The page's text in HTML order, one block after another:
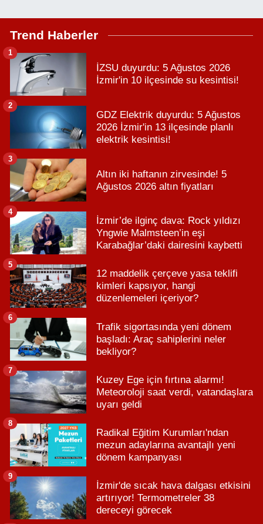
Trend Haberler
İZSU duyurdu: 5 Ağustos 2026
İzmir'in 10 ilçesinde su kesintisi!
1
GDZ Elektrik duyurdu: 5 Ağustos
2026 İzmir'in 13 ilçesinde planlı
elektrik kesintisi!
2
Altın iki haftanın zirvesinde! 5
Ağustos 2026 altın fiyatları
3
İzmir’de ilginç dava: Rock yıldızı
Yngwie Malmsteen’in eşi
Karabağlar’daki dairesini kaybetti
4
12 maddelik çerçeve yasa teklifi
kimleri kapsıyor, hangi
düzenlemeleri içeriyor?
5
Trafik sigortasında yeni dönem
başladı: Araç sahiplerini neler
bekliyor?
6
Kuzey Ege için fırtına alarmı!
Meteoroloji saat verdi, vatandaşlara
uyarı geldi
7
Radikal Eğitim Kurumları'ndan
mezun adaylarına avantajlı yeni
dönem kampanyası
8
İzmir'de sıcak hava dalgası etkisini
artırıyor! Termometreler 38
dereceyi görecek
9